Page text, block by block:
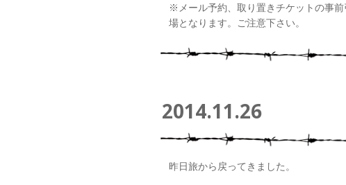
※メール予約、取り置きチケットの事
場となります。ご注意下さい。
2014.11.26
昨日旅から戻ってきました。